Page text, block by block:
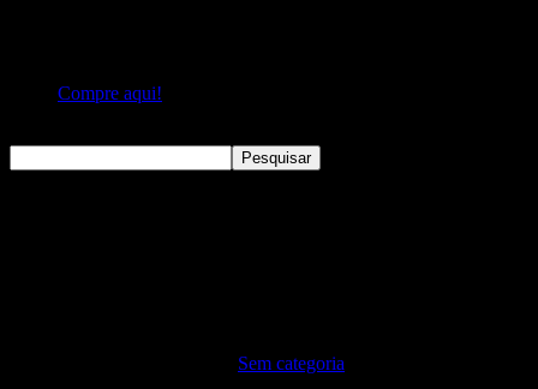
Compre aqui!
Pesquisar
Sem categoria